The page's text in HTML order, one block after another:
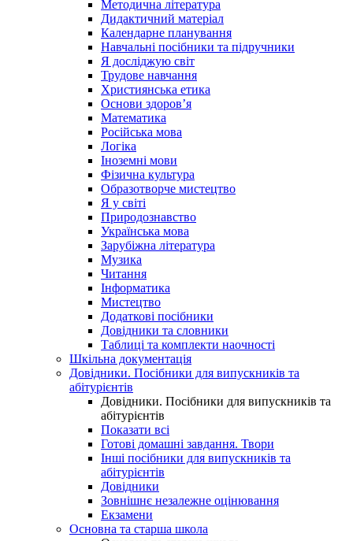
Методична література
Дидактичний матеріал
Календарне планування
Навчальні посібники та підручники
Я досліджую світ
Трудове навчання
Християнська етика
Основи здоров’я
Математика
Російська мова
Логіка
Іноземні мови
Фізична культура
Образотворче мистецтво
Я у світі
Природознавство
Українська мова
Зарубіжна література
Музика
Читання
Інформатика
Мистецтво
Додаткові посібники
Довідники та словники
Таблиці та комплекти наочності
Шкільна документація
Довідники. Посібники для випускників та
абітурієнтів
Довідники. Посібники для випускників та
абітурієнтів
Показати всі
Готові домашні завдання. Твори
Інші посібники для випускників та
абітурієнтів
Довідники
Зовнішнє незалежне оцінювання
Екзамени
Основна та старша школа